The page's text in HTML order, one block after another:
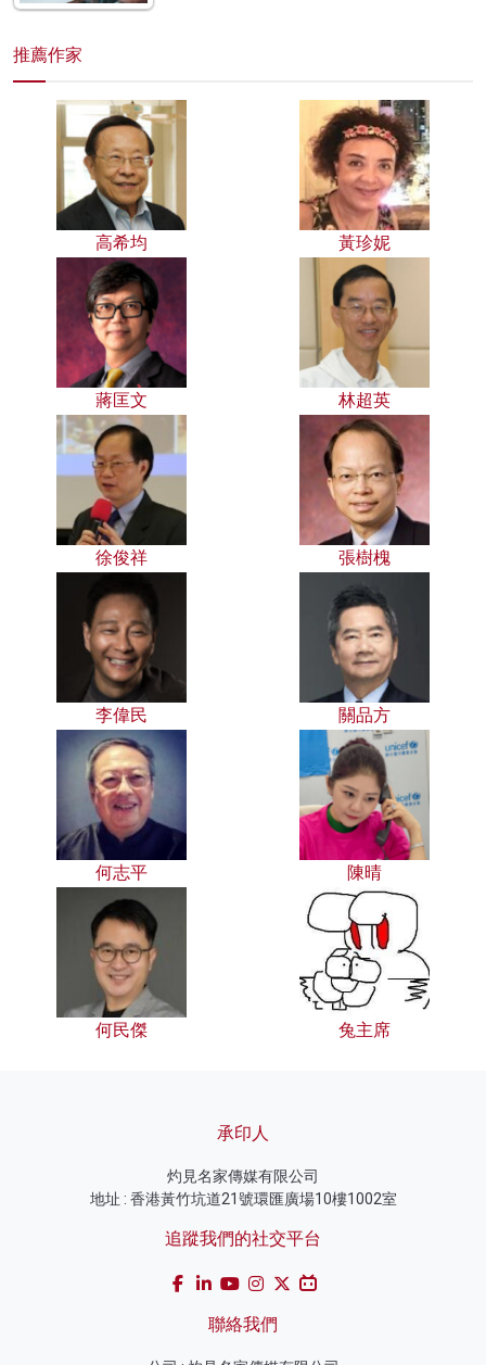
推薦作家
高希均 黃珍妮
蔣匡文 林超英
徐俊祥 張樹槐
李偉民 關品方
何志平 陳晴
何民傑 兔主席
承印人
灼見名家傳媒有限公司
地址 : 香港黃竹坑道21號環匯廣場10樓1002室
追蹤我們的社交平台
聯絡我們